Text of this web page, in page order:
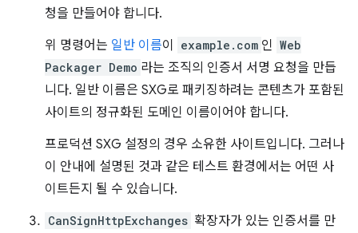
청을 만들어야 합니다.
위 명령어는 일반 이름이 example.com 인 Web
Packager Demo 라는 조직의 인증서 서명 요청을 만듭
니다. 일반 이름은 SXG로 패키징하려는 콘텐츠가 포함된
사이트의 정규화된 도메인 이름이어야 합니다.
프로덕션 SXG 설정의 경우 소유한 사이트입니다. 그러나
이 안내에 설명된 것과 같은 테스트 환경에서는 어떤 사
이트든지 될 수 있습니다.
CanSignHttpExchanges 확장자가 있는 인증서를 만